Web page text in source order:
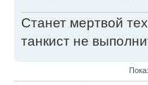
Станет мертвой
танкист не